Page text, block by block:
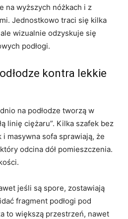
na wyższych nóżkach i z
Jednostkowo traci się kilka
wizualnie odzyskuje się
podłogi.
kontra lekkie
na podłodze tworzą w
linię ciężaru”. Kilka szafek bez
i masywna sofa sprawiają, że
odcina dół pomieszczenia.
jeśli są spore, zostawiają
fragment podłogi pod
to większą przestrzeń, nawet